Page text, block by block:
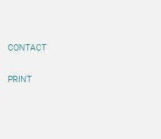
CONTACT
PRINT